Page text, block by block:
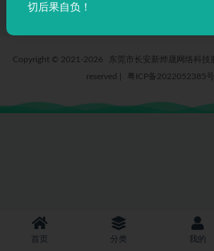
Copyright © 2021-2026 东莞市长安新烨晟网络科技
reserved
粤ICP备2022052385
首页 分类 我的
切后果自负！